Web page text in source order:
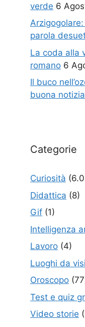
verde 6
parola
La coda alla
romano 6
Il buco
buona notizia
Categorie
Curiosità
Didattica (8)
Gif (1)
Intelligenza
Lavoro (4)
Luoghi da
Oroscopo
Test e quiz
Video storie